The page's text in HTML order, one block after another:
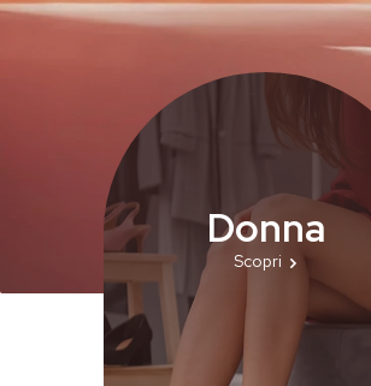
Donna
Scopri le nostre scarpe da
eleganti, comode e di qualità.
sneakers ai sandali fino agli
ogni modello esalta stile e
femminilità in ogni
Scopri